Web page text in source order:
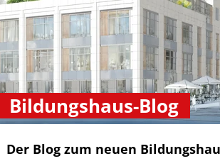
Bildungshaus-Blog
Der Blog zum neuen